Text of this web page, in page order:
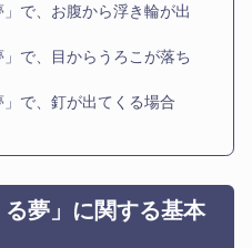
」で、お腹から浮き輪が出
」で、目からうろこが落ち
」で、釘が出てくる場合
る夢」に関する基本